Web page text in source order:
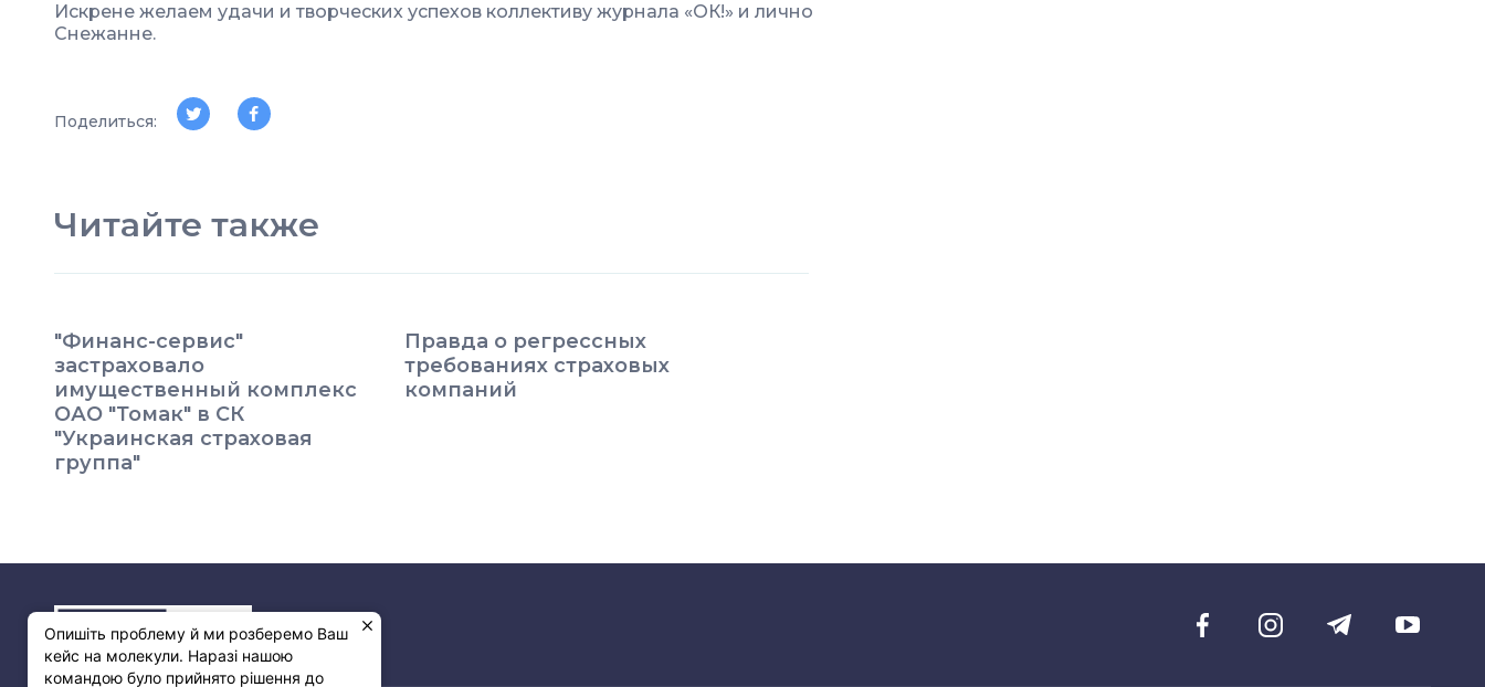
Искрене желаем удачи и творческих успехов коллективу журнала «ОК!» и лично
Снежанне.
Поделиться:
Читайте также
"Финанс-сервис"
застраховало
имущественный комплекс
ОАО "Томак" в СК
"Украинская страховая
группа"
Правда о регрессных
требованиях страховых
компаний
Опишіть проблему й ми розберемо Ваш
кейс на молекули. Наразі нашою
командою було прийнято рішення до